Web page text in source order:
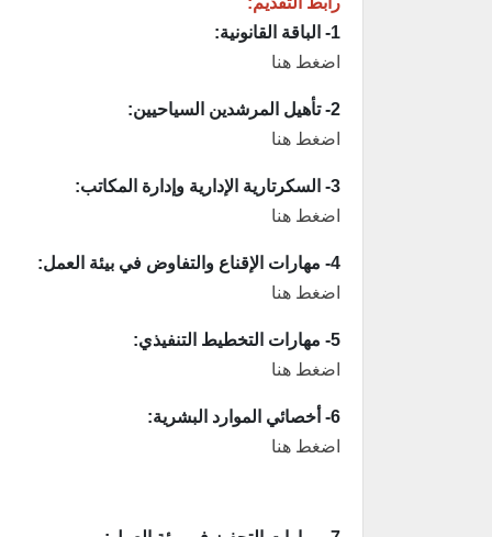
1- الباقة القانونية:
اضغط هنا
2- تأهيل المرشدين السياحيين:
اضغط هنا
3- السكرتارية الإدارية وإدارة المكاتب:
اضغط هنا
4- مهارات الإقناع والتفاوض في بيئة العمل:
اضغط هنا
5- مهارات التخطيط التنفيذي:
اضغط هنا
6- أخصائي الموارد البشرية:
اضغط هنا